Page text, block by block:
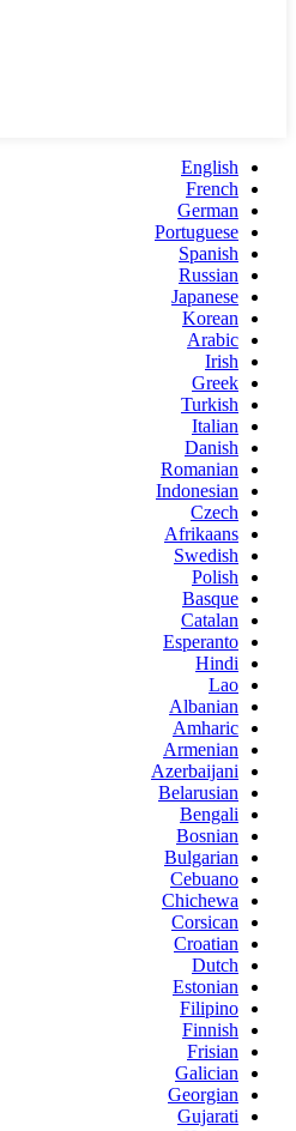
English
French
German
Portuguese
Spanish
Russian
Japanese
Korean
Arabic
Irish
Greek
Turkish
Italian
Danish
Romanian
Indonesian
Czech
Afrikaans
Swedish
Polish
Basque
Catalan
Esperanto
Hindi
Lao
Albanian
Amharic
Armenian
Azerbaijani
Belarusian
Bengali
Bosnian
Bulgarian
Cebuano
Chichewa
Corsican
Croatian
Dutch
Estonian
Filipino
Finnish
Frisian
Galician
Georgian
Gujarati